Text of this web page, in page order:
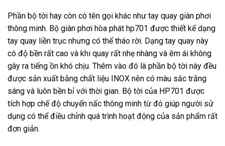
Phần bộ tời hay còn có tên gọi khác như tay quay giàn phơi
thông minh. Bộ giàn phơi hòa phát hp701 được thiết kế dạng
tay quay liền trục nhưng có thể tháo rời. Dạng tay quay này
có độ bền rất cao và khi quay rất nhẹ nhàng và êm ái không
gây ra tiếng ồn khó chịu. Thêm vào đó là phần bộ tời này đều
được sản xuất bằng chất liệu INOX nên có màu sắc trắng
sáng và luôn bền bỉ với thời gian. Bộ tời của HP701 được
tích hợp chế độ chuyển nấc thông minh từ đó giúp người sử
dụng có thể điều chỉnh quá trình hoạt động của sản phẩm rất
đơn giản.